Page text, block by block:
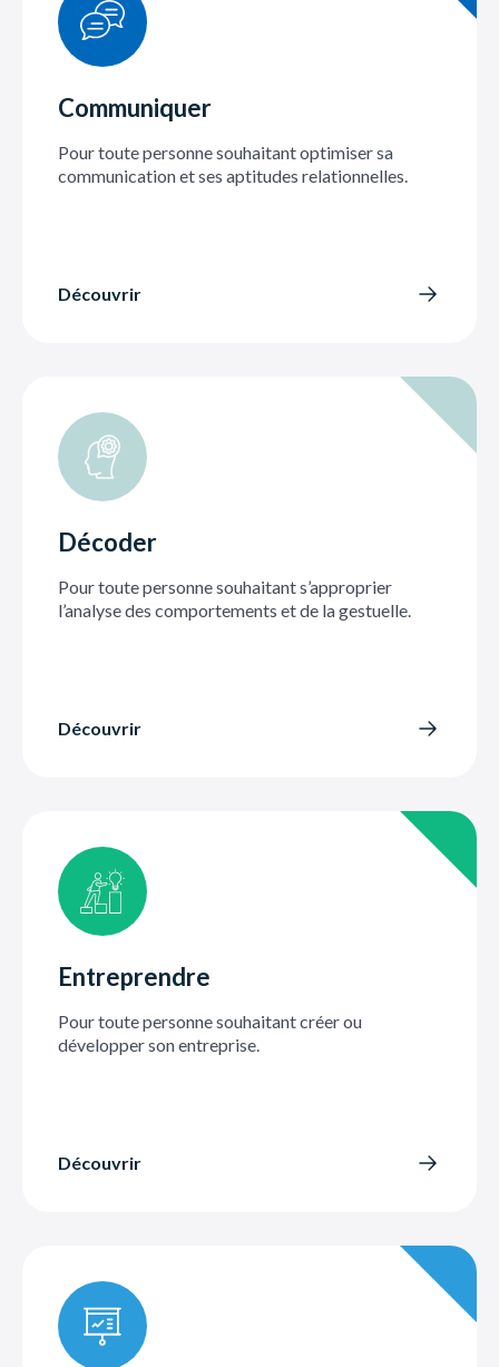
Communiquer
Pour toute personne souhaitant optimiser sa
communication et ses aptitudes relationnelles.
Découvrir
Décoder
Pour toute personne souhaitant s’approprier
l’analyse des comportements et de la gestuelle.
Découvrir
Entreprendre
Pour toute personne souhaitant créer ou
développer son entreprise.
Découvrir